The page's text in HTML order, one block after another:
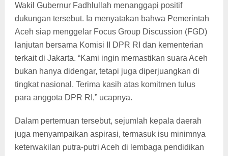
Wakil Gubernur Fadhlullah menanggapi positif
dukungan tersebut. Ia menyatakan bahwa Pemerintah
Aceh siap menggelar Focus Group Discussion (FGD)
lanjutan bersama Komisi II DPR RI dan kementerian
terkait di Jakarta. “Kami ingin memastikan suara Aceh
bukan hanya didengar, tetapi juga diperjuangkan di
tingkat nasional. Terima kasih atas komitmen tulus
para anggota DPR RI,” ucapnya.
Dalam pertemuan tersebut, sejumlah kepala daerah
juga menyampaikan aspirasi, termasuk isu minimnya
keterwakilan putra-putri Aceh di lembaga pendidikan